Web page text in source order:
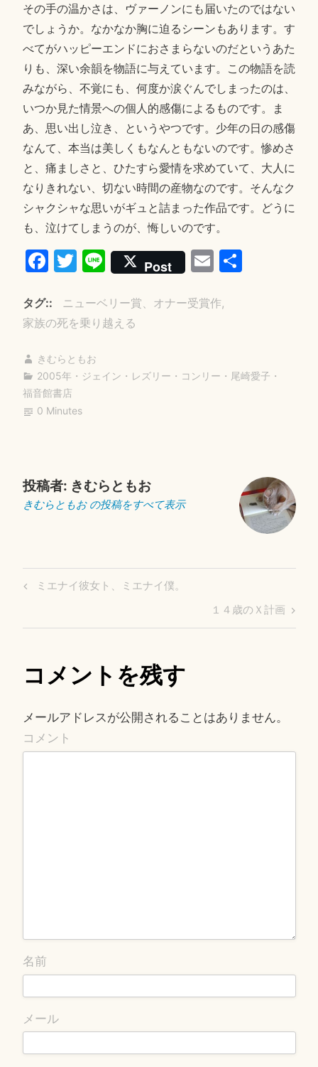
その手の温かさは、ヴァーノンにも届いたのではない
でしょうか。なかなか胸に迫るシーンもあります。す
べてがハッピーエンドにおさまらないのだというあた
りも、深い余韻を物語に与えています。この物語を読
みながら、不覚にも、何度か涙ぐんでしまったのは、
いつか見た情景への個人的感傷によるものです。ま
あ、思い出し泣き、というやつです。少年の日の感傷
なんて、本当は美しくもなんともないのです。惨めさ
と、痛ましさと、ひたすら愛情を求めていて、大人に
なりきれない、切ない時間の産物なのです。そんなク
シャクシャな思いがギュと詰まった作品です。どうに
も、泣けてしまうのが、悔しいのです。
Fa
bo
ok
T
tte
r
Li
ne
Post E
ail
共
タグ:
ニューベリー賞、オナー受賞作
家族の死を乗り越える
きむらともお
2005年 ・ ジェイン・レズリー・コンリー ・ 尾崎愛子 ・
福音館書店
0 Minutes
投稿者: きむらともお
きむらともお の投稿をすべて表示
投
ー
ョ
ン
Previous
ミエナイ彼女ト、ミエナイ僕。
Next
Post
１４歳のＸ計画
コメントを残す
メールアドレスが公開されることはありません。
コメント
名前
メール